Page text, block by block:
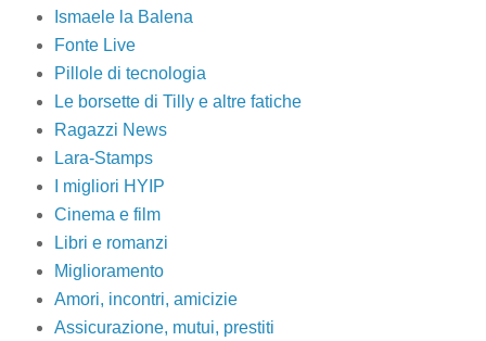
Ismaele la Balena
Fonte Live
Pillole di tecnologia
Le borsette di Tilly e altre fatiche
Ragazzi News
Lara-Stamps
I migliori HYIP
Cinema e film
Libri e romanzi
Miglioramento
Amori, incontri, amicizie
Assicurazione, mutui, prestiti